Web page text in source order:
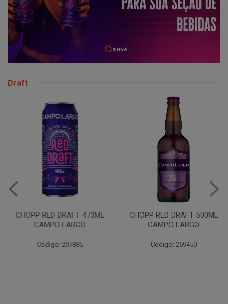
Draft
CHOPP RED DRAFT 473ML
CAMPO LARGO
Código: 207885
CHOPP RED DRAFT 500ML
CAMPO LARGO
Código: 259450